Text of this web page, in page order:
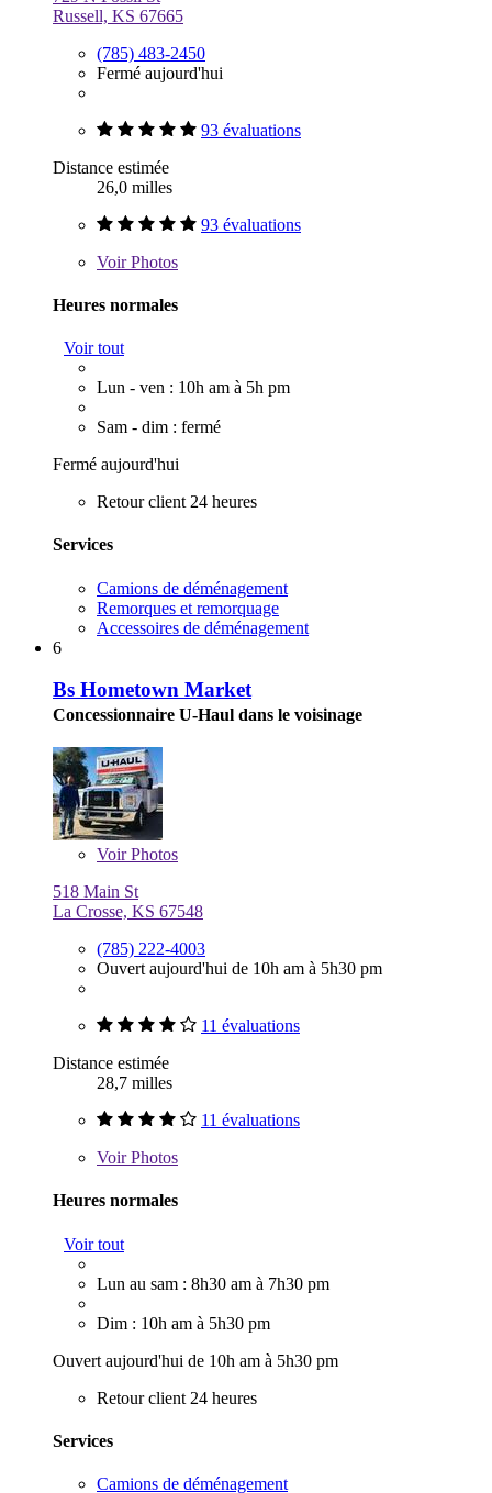
Russell, KS 67665
(785) 483-2450
Fermé aujourd'hui
93 évaluations
Distance estimée
26,0 milles
93 évaluations
VoirPhotos
Heures normales
Voir tout
Lun - ven : 10h am à 5h pm
Sam - dim : fermé
Fermé aujourd'hui
Retour client 24 heures
Services
Camions de déménagement
Remorques et remorquage
Accessoires de déménagement
6
Bs Hometown Market
Concessionnaire U-Haul dans le voisinage
VoirPhotos
518 Main St
La Crosse, KS 67548
(785) 222-4003
Ouvert aujourd'hui de 10h am à 5h30 pm
11 évaluations
Distance estimée
28,7 milles
11 évaluations
VoirPhotos
Heures normales
Voir tout
Lun au sam : 8h30 am à 7h30 pm
Dim : 10h am à 5h30 pm
Ouvert aujourd'hui de 10h am à 5h30 pm
Retour client 24 heures
Services
Camions de déménagement